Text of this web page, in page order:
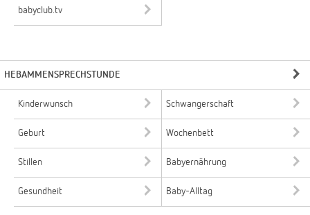
babyclub.tv
HEBAMMENSPRECHSTUNDE
Kinderwunsch Schwangerschaft
Geburt Wochenbett
Stillen Babyernährung
Gesundheit Baby-Alltag